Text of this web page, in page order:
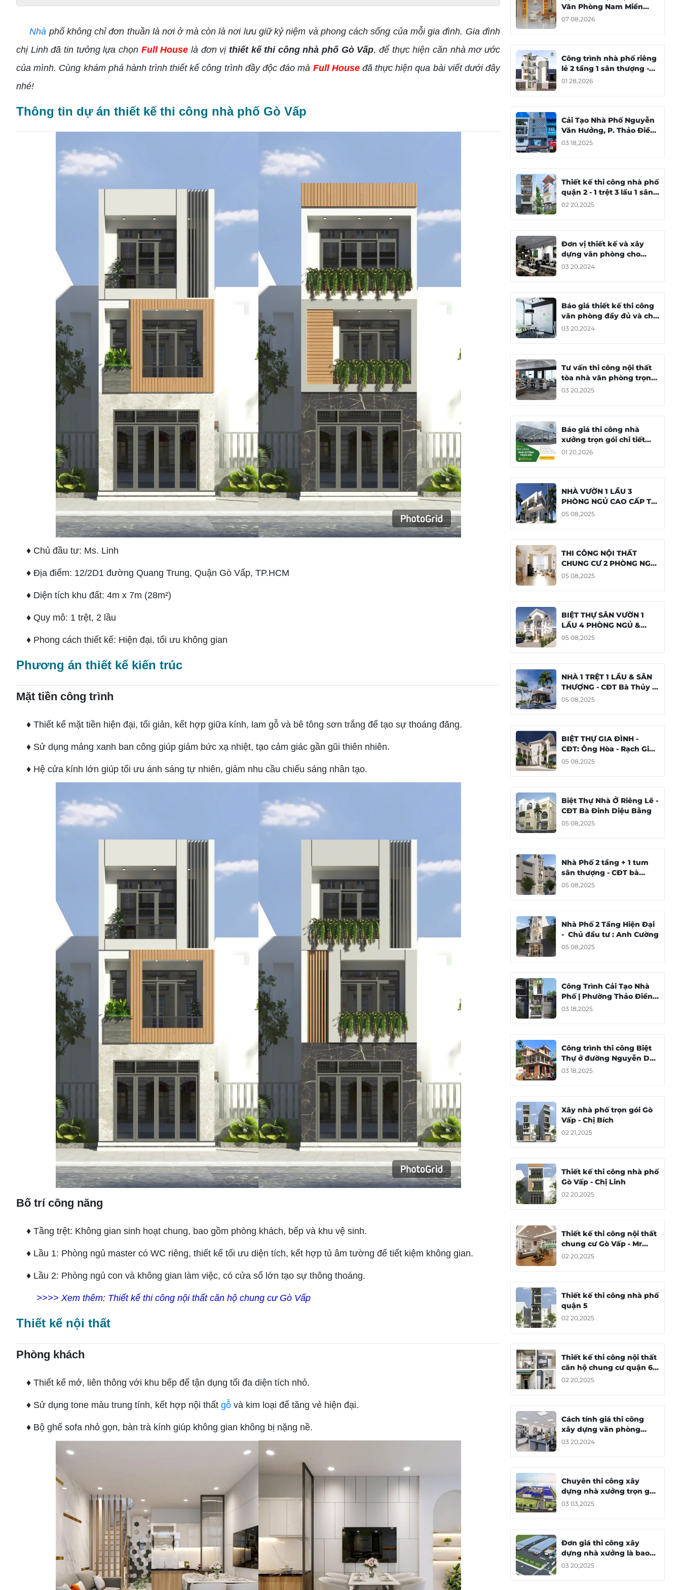
Nhà phố không chỉ đơn thuần là nơi ở mà còn là nơi lưu giữ kỷ niệm và phong cách sống của mỗi gia đình. Gia đình
chị Linh đã tin tưởng lựa chọn Full House là đơn vị thiết kế thi công nhà phố Gò Vấp, để thực hiện căn nhà mơ ước
của mình. Cùng khám phá hành trình thiết kế công trình đầy độc đáo mà Full Houseđã thực hiện qua bài viết dưới đây
nhé!
Thông tin dự án thiết kế thi công nhà phố Gò Vấp
♦ Chủ đầu tư: Ms. Linh
♦ Địa điểm: 12/2D1 đường Quang Trung, Quận Gò Vấp, TP.HCM
♦ Diện tích khu đất: 4m x 7m (28m²)
♦ Quy mô: 1 trệt, 2 lầu
♦ Phong cách thiết kế: Hiện đại, tối ưu không gian
Phương án thiết kế kiến trúc
Mặt tiền công trình
♦ Thiết kế mặt tiền hiện đại, tối giản, kết hợp giữa kính, lam gỗ và bê tông sơn trắng để tạo sự thoáng đãng.
♦ Sử dụng mảng xanh ban công giúp giảm bức xạ nhiệt, tạo cảm giác gần gũi thiên nhiên.
♦ Hệ cửa kính lớn giúp tối ưu ánh sáng tự nhiên, giảm nhu cầu chiếu sáng nhân tạo.
Bố trí công năng
♦ Tầng trệt: Không gian sinh hoạt chung, bao gồm phòng khách, bếp và khu vệ sinh.
♦ Lầu 1: Phòng ngủ master có WC riêng, thiết kế tối ưu diện tích, kết hợp tủ âm tường để tiết kiệm không gian.
♦ Lầu 2: Phòng ngủ con và không gian làm việc, có cửa sổ lớn tạo sự thông thoáng.
>>>> Xem thêm: Thiết kế thi công nội thất căn hộ chung cư Gò Vấp
Thiết kế nội thất
Phòng khách
♦ Thiết kế mở, liên thông với khu bếp để tận dụng tối đa diện tích nhỏ.
♦ Sử dụng tone màu trung tính, kết hợp nội thất gỗ và kim loại để tăng vẻ hiện đại.
♦ Bộ ghế sofa nhỏ gọn, bàn trà kính giúp không gian không bị nặng nề.
Văn Phòng Nam Miền
Trung Group
07 08,2026
Công trình nhà phố riêng
lẻ 2 tầng 1 sân thượng -
Chu Văn An, Bình Thạnh
01 28,2026
Cải Tạo Nhà Phố Nguyễn
Văn Hưởng, P. Thảo Điền,
Tp. Thủ Đức
03 18,2025
Thiết kế thi công nhà phố
quận 2 - 1 trệt 3 lầu 1 sân
thượng
02 20,2025
Đơn vị thiết kế và xây
dựng văn phòng cho
thuê chuyên nghiệp
03 20,2024
Báo giá thiết kế thi công
văn phòng đầy đủ và chi
tiết
03 20,2024
Tư vấn thi công nội thất
tòa nhà văn phòng trọn
gói - Full House
03 20,2025
Báo giá thi công nhà
xưởng trọn gói chi tiết
theo từng hạng mục
01 20,2026
NHÀ VƯỜN 1 LẦU 3
PHÒNG NGỦ CAO CẤP TẠI
TIỀN GIANG
05 08,2025
THI CÔNG NỘI THẤT
CHUNG CƯ 2 PHÒNG NGỦ
64M2 - THANH ĐA, BÌNH
05 08,2025
BIỆT THỰ SÂN VƯỜN 1
LẦU 4 PHÒNG NGỦ &
TẦNG HẦM
05 08,2025
NHÀ 1 TRỆT 1 LẦU & SÂN
THƯỢNG - CĐT Bà Thủy -
Thành phố Rạch Giá, tỉnh
05 08,2025
BIỆT THỰ GIA ĐÌNH -
CĐT: Ông Hòa - Rạch Giá,
Kiên Giang
05 08,2025
Biệt Thự Nhà Ở Riêng Lẽ -
CĐT Bà Đinh Diệu Bằng
05 08,2025
Nhà Phố 2 tầng + 1 tum
sân thượng - CĐT bà
TRẦN THỊ MỸ NINH
05 08,2025
Nhà Phố 2 Tầng Hiện Đại
- Chủ đầu tư : Anh Cường
05 08,2025
Công Trình Cải Tạo Nhà
Phố | Phường Thảo Điền
Quận 2
03 18,2025
Công trình thi công Biệt
Thự ở đường Nguyễn Duy
Trinh Quận 2
03 18,2025
Xây nhà phố trọn gói Gò
Vấp - Chị Bích
02 21,2025
Thiết kế thi công nhà phố
Gò Vấp - Chị Linh
02 20,2025
Thiết kế thi công nội thất
chung cư Gò Vấp - Mr
Hoàng
02 20,2025
Thiết kế thi công nhà phố
quận 5
02 20,2025
Thiết kế thi công nội thất
căn hộ chung cư quận 6 -
Anh Hùng
02 20,2025
Cách tính giá thi công
xây dựng văn phòng
chuẩn xác nhất
03 20,2024
Chuyên thi công xây
dựng nhà xưởng trọn gói
tại TPHCM
03 03,2025
Đơn giá thi công xây
dựng nhà xưởng là bao
nhiêu?
03 20,2025